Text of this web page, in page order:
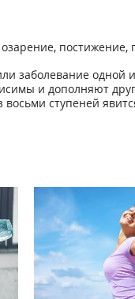
постижение,
заболевание
и дополняют
ступеней